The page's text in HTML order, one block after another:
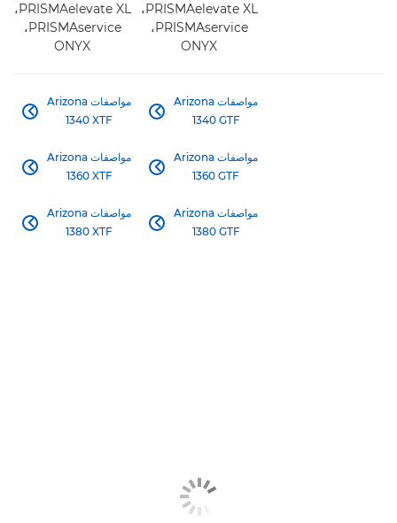
‏PRISMAelevate XL،
‏PRISMAservice،
‏PRISMAelevate XL،
‏PRISMAservice،
مواصفات Arizona
1340 GTF

مواصفات Arizona
1360 GTF

مواصفات Arizona
1380 GTF

مواصفات Arizona
1340 XTF

مواصفات Arizona
1360 XTF

مواصفات Arizona
1380 XTF
